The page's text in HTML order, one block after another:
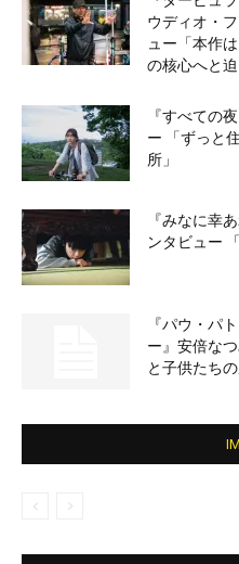
ウディオ・
ュー「本作
の核心へと迫
『すべての
ー 「ずっと
所」
『みなに幸
ンタビュー
『パウ・パ
ー』安倍な
と子供たち